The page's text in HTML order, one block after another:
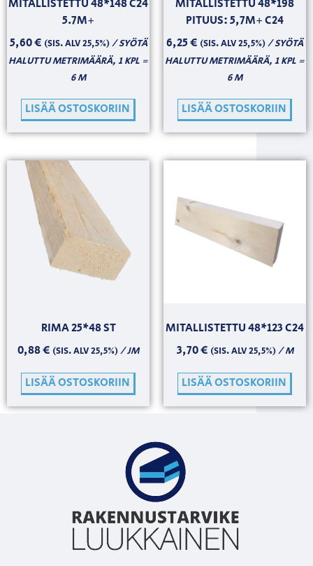
MITALLISTETTU 48*148 C24
5.7M+
5,60€ (SIS. ALV 25,5%)/ SYÖTÄ
HALUTTU METRIMÄÄRÄ, 1 KPL =
6 M
LISÄÄ OSTOSKORIIN
MITALLISTETTU 48*198
PITUUS: 5,7M+ C24
6,25€ (SIS. ALV 25,5%)/ SYÖTÄ
HALUTTU METRIMÄÄRÄ, 1 KPL =
6 M
LISÄÄ OSTOSKORIIN
RIMA 25*48 ST
0,88€ (SIS. ALV 25,5%)/ JM
LISÄÄ OSTOSKORIIN
MITALLISTETTU 48*123 C24
3,70€ (SIS. ALV 25,5%)/ M
LISÄÄ OSTOSKORIIN